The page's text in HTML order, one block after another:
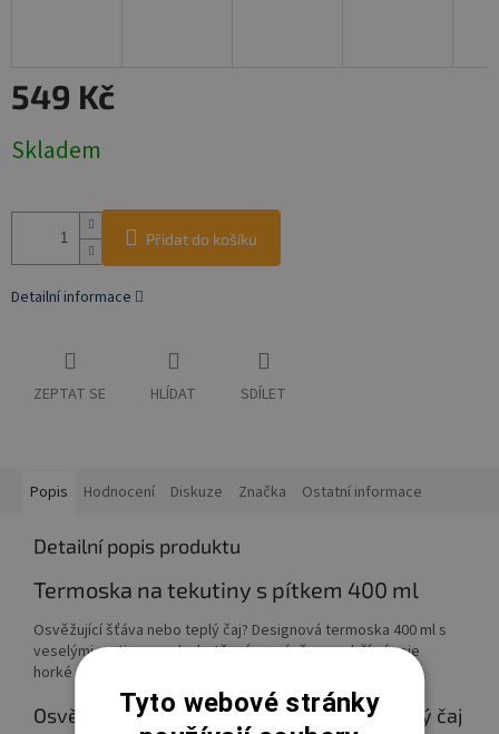
549 Kč
cena:
Skladem
Přidat do košíku
Detailní informace
ZEPTAT SE HLÍDAT SDÍLET
Popis Hodnocení Diskuze Značka Ostatní informace
Detailní popis produktu
Termoska na tekutiny s pítkem 400 ml
Osvěžující šťáva nebo teplý čaj? Designová termoska 400 ml s
veselými motivy a vzduchotěsným uzávěrem udrží nápoje
horké 12 h, chladné 24 h. Ideální na dobrodružství.
Osvěžující ovocná šťáva, nebo teplý lahodný čaj
Tyto webové stránky